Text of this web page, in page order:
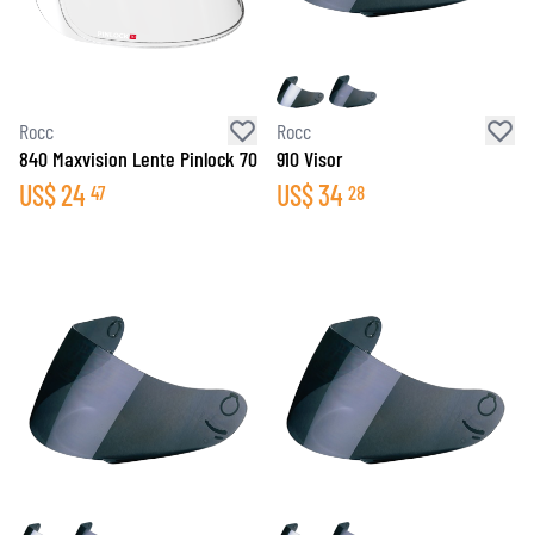
Rocc
840 Maxvision Lente Pinlock 70
US$24 47
Rocc
910 Visor
US$34 28